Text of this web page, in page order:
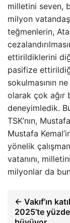
milletini seven,
milyon
teğmenlerin,
ettirildiklerini
pasifize
sokulmasının
olarak çok ağır
deneyimledik.
TSK’nın,
Mustafa
yönelik
vatanını,
milyonlar da
← Vakıf’ın
2025’te